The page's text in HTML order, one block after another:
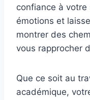
confiance à
émotions et
montrer des
vous rapprocher
Que ce soit au
académique,